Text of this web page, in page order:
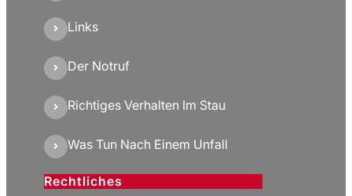
Links
Der Notruf
Richtiges Verhalten Im Stau
Was Tun Nach Einem Unfall
Rechtliches